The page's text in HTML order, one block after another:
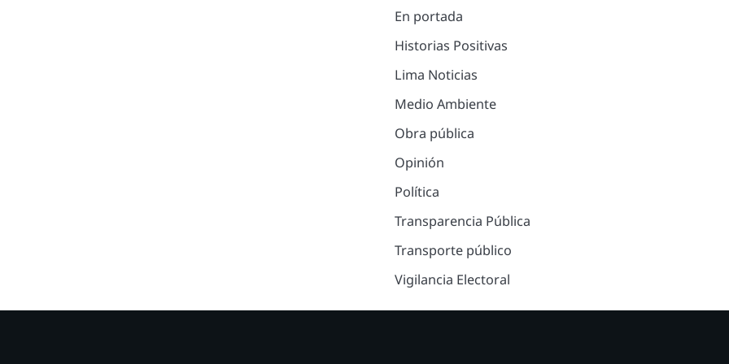
En portada
Historias Positivas
Lima Noticias
Medio Ambiente
Obra pública
Opinión
Política
Transparencia Pública
Transporte público
Vigilancia Electoral